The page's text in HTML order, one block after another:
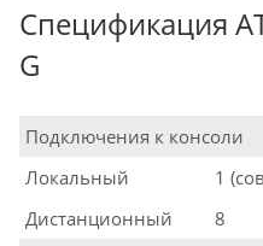
Спецификация
G
Подключения к консоли
Локальный
1
Дистанционный
8